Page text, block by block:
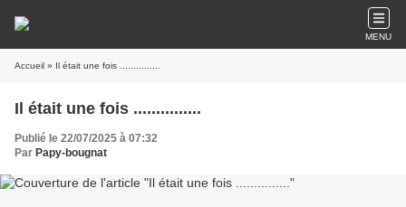
MENU
Accueil » Il était une fois ...............
Il était une fois ...............
Publié le 22/07/2025 à 07:32
Par Papy-bougnat